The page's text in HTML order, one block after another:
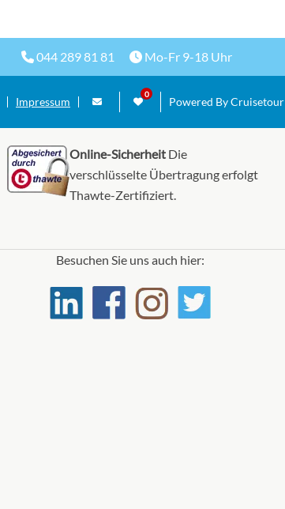
044 289 81 81 Mo-Fr 9-18 Uhr
Impressum Powered By Cruisetour
Online-Sicherheit Die
verschlüsselte Übertragung erfolgt
Thawte-Zertifiziert.
Besuchen Sie uns auch hier: